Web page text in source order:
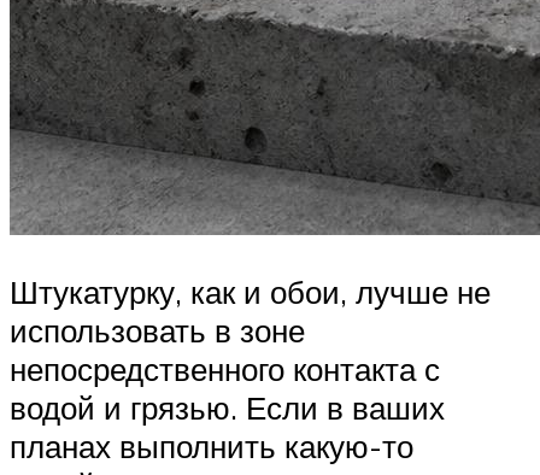
Штукатурку, как и обои, лучше не
использовать в зоне
непосредственного контакта с
водой и грязью. Если в ваших
планах выполнить какую-то